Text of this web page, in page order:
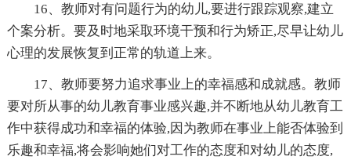
16、教师对有问题行为的幼儿,要进行跟踪观察,建立
个案分析。要及时地采取环境干预和行为矫正,尽早让幼儿
心理的发展恢复到正常的轨道上来。
17、教师要努力追求事业上的幸福感和成就感。教师
要对所从事的幼儿教育事业感兴趣,并不断地从幼儿教育工
作中获得成功和幸福的体验,因为教师在事业上能否体验到
乐趣和幸福,将会影响她们对工作的态度和对幼儿的态度,